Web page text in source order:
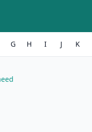
G H I J K